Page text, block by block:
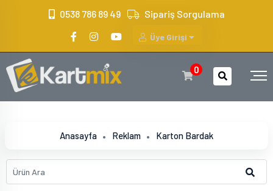
0538 786 89 49 Sipariş Sorgulama
Üye Girişi
0
Anasayfa Reklam Karton Bardak